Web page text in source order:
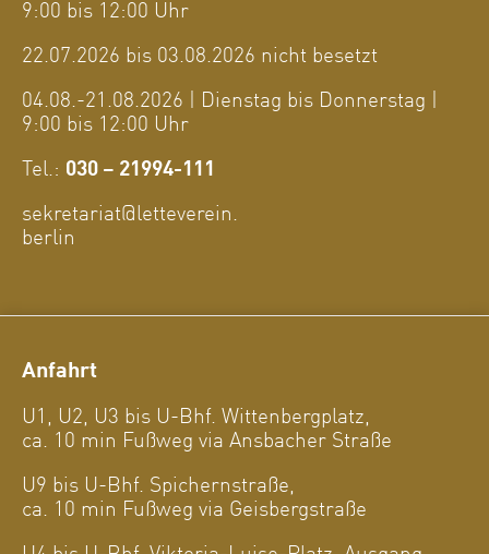
9:00 bis 12:00 Uhr
22.07.2026 bis 03.08.2026 nicht besetzt
04.08.-21.08.2026 | Dienstag bis Donnerstag |
9:00 bis 12:00 Uhr
Tel.: 030 – 21994-111
sekretariat@letteverein.
berlin
Anfahrt
U1, U2, U3 bis U-Bhf. Wittenbergplatz,
ca. 10 min Fußweg via Ansbacher Straße
U9 bis U-Bhf. Spichernstraße,
ca. 10 min Fußweg via Geisbergstraße